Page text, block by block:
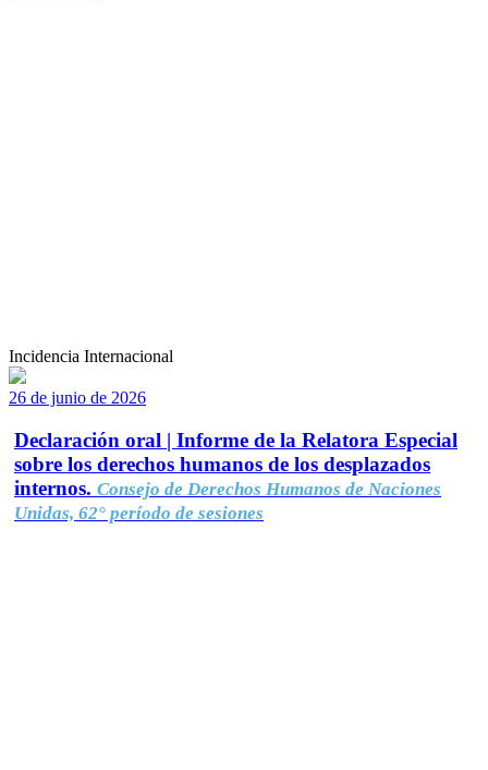
Incidencia Internacional
26 de junio de 2026
Declaración oral | Informe de la Relatora Especial
sobre los derechos humanos de los desplazados
internos. Consejo de Derechos Humanos de Naciones
Unidas, 62° período de sesiones